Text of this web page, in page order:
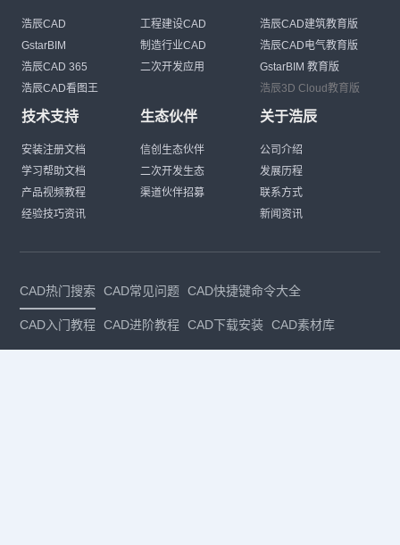
浩辰CAD
GstarBIM
浩辰CAD 365
浩辰CAD看图王
工程建设CAD
制造行业CAD
二次开发应用
浩辰CAD建筑教育版
浩辰CAD电气教育版
GstarBIM 教育版
浩辰3D Cloud教育版
技术支持
安装注册文档
学习帮助文档
产品视频教程
经验技巧资讯
生态伙伴
信创生态伙伴
二次开发生态
渠道伙伴招募
关于浩辰
公司介绍
发展历程
联系方式
新闻资讯
CAD热门搜索 CAD常见问题 CAD快捷键命令大全
CAD入门教程 CAD进阶教程 CAD下载安装 CAD素材库